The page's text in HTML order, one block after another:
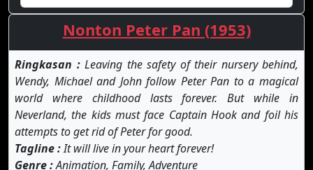
Nonton Peter Pan (1953)
Ringkasan :Leaving the safety of their nursery behind,
Wendy, Michael and John follow Peter Pan to a magical
world where childhood lasts forever. But while in
Neverland, the kids must face Captain Hook and foil his
attempts to get rid of Peter for good.
Tagline :It will live in your heart forever!
Genre :Animation, Family, Adventure